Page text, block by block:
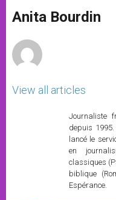
p
p
g
e
o
k
r
Anita Bourdin
View all articles
Journaliste
depuis
lancé le
en
classiques
biblique
Espérance.